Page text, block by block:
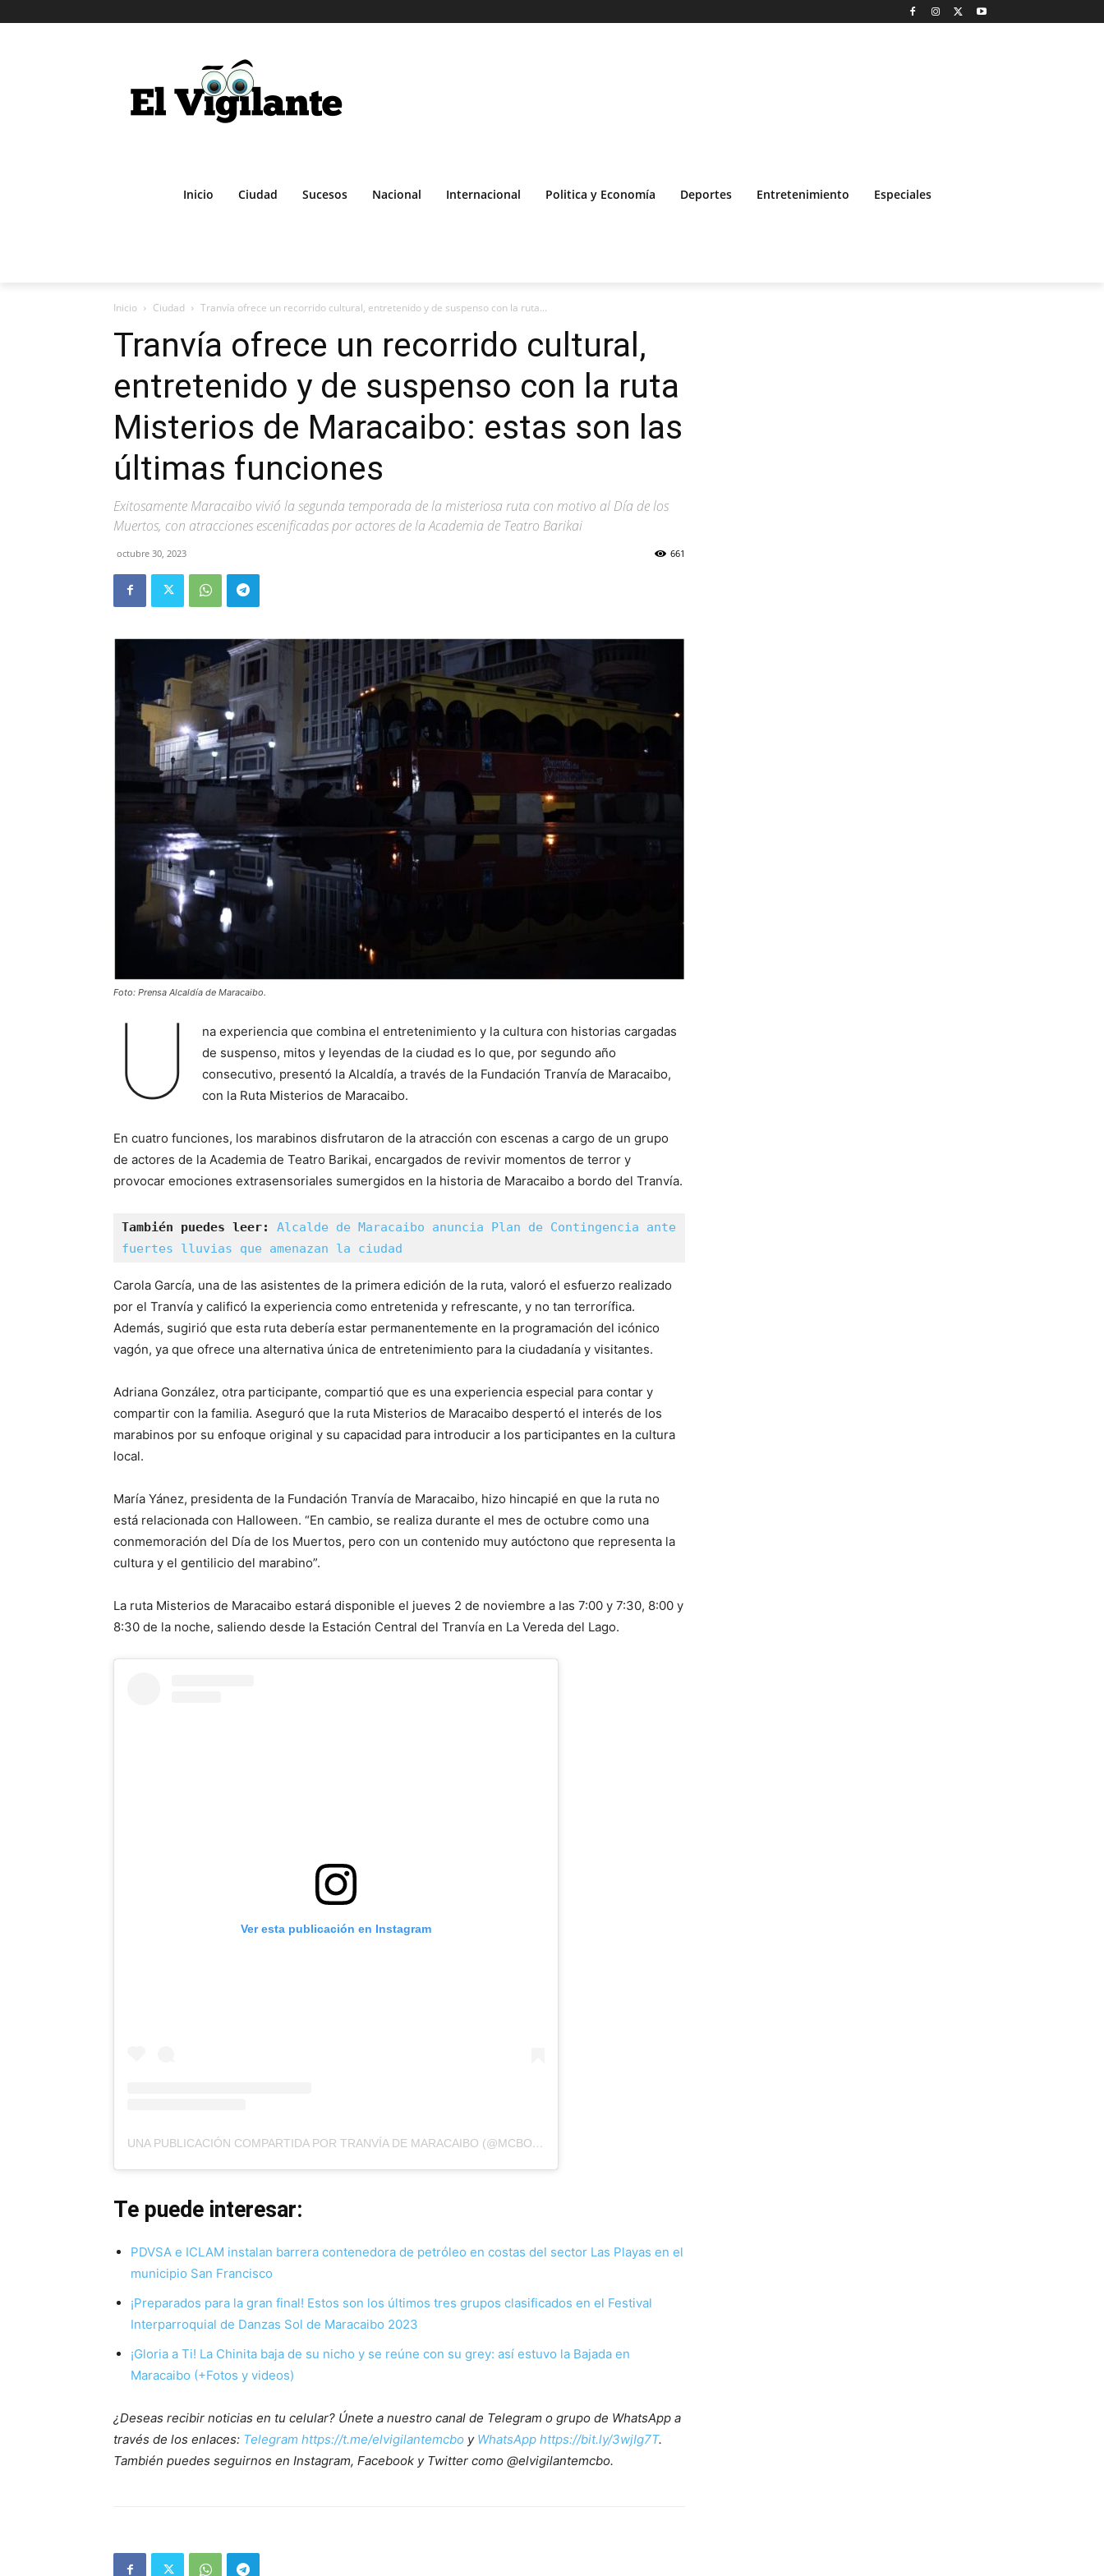
Inicio Ciudad Sucesos Nacional Internacional Politica y Economía Deportes Entretenimiento Especiales
Inicio Ciudad Tranvía ofrece un recorrido cultural, entretenido y de suspenso con la ruta...
Tranvía ofrece un recorrido cultural,
entretenido y de suspenso con la ruta
Misterios de Maracaibo: estas son las
últimas funciones
Exitosamente Maracaibo vivió la segunda temporada de la misteriosa ruta con motivo al Día de los
Muertos, con atracciones escenificadas por actores de la Academia de Teatro Barikai
octubre 30, 2023 661
Foto: Prensa Alcaldía de Maracaibo.
U
na experiencia que combina el entretenimiento y la cultura con historias cargadas
de suspenso, mitos y leyendas de la ciudad es lo que, por segundo año
consecutivo, presentó la Alcaldía, a través de la Fundación Tranvía de Maracaibo,
con la Ruta Misterios de Maracaibo.
En cuatro funciones, los marabinos disfrutaron de la atracción con escenas a cargo de un grupo
de actores de la Academia de Teatro Barikai, encargados de revivir momentos de terror y
provocar emociones extrasensoriales sumergidos en la historia de Maracaibo a bordo del Tranvía.
También puedes leer: Alcalde de Maracaibo anuncia Plan de Contingencia ante
fuertes lluvias que amenazan la ciudad
Carola García, una de las asistentes de la primera edición de la ruta, valoró el esfuerzo realizado
por el Tranvía y calificó la experiencia como entretenida y refrescante, y no tan terrorífica.
Además, sugirió que esta ruta debería estar permanentemente en la programación del icónico
vagón, ya que ofrece una alternativa única de entretenimiento para la ciudadanía y visitantes.
Adriana González, otra participante, compartió que es una experiencia especial para contar y
compartir con la familia. Aseguró que la ruta Misterios de Maracaibo despertó el interés de los
marabinos por su enfoque original y su capacidad para introducir a los participantes en la cultura
local.
María Yánez, presidenta de la Fundación Tranvía de Maracaibo, hizo hincapié en que la ruta no
está relacionada con Halloween. “En cambio, se realiza durante el mes de octubre como una
conmemoración del Día de los Muertos, pero con un contenido muy autóctono que representa la
cultura y el gentilicio del marabino”.
La ruta Misterios de Maracaibo estará disponible el jueves 2 de noviembre a las 7:00 y 7:30, 8:00 y
8:30 de la noche, saliendo desde la Estación Central del Tranvía en La Vereda del Lago.
Ver esta publicación en Instagram
UNA PUBLICACIÓN COMPARTIDA POR TRANVÍA DE MARACAIBO (@MCBOTRANVIA)
Te puede interesar:
PDVSA e ICLAM instalan barrera contenedora de petróleo en costas del sector Las Playas en el
municipio San Francisco
¡Preparados para la gran final! Estos son los últimos tres grupos clasificados en el Festival
Interparroquial de Danzas Sol de Maracaibo 2023
¡Gloria a Ti! La Chinita baja de su nicho y se reúne con su grey: así estuvo la Bajada en
Maracaibo (+Fotos y videos)
¿Deseas recibir noticias en tu celular? Únete a nuestro canal de Telegram o grupo de WhatsApp a
través de los enlaces: Telegram https://t.me/elvigilantemcbo y WhatsApp https://bit.ly/3wjIg7T.
También puedes seguirnos en Instagram, Facebook y Twitter como @elvigilantemcbo.